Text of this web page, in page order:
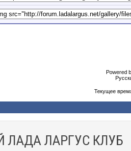
Powered
Текущее
ЛАРГУС КЛУБ